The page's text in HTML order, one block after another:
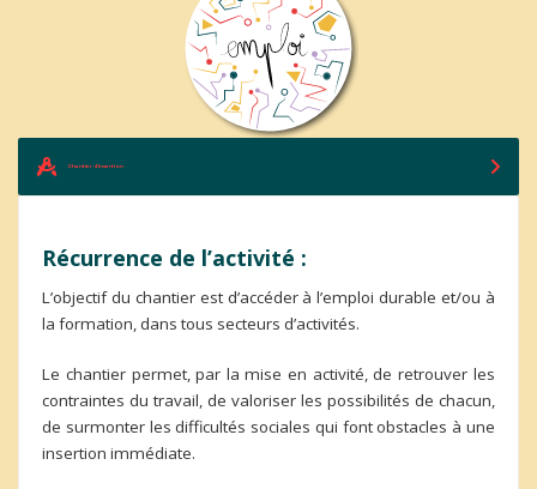
Chantier d'insertion
Récurrence de l’activité :
L’objectif du chantier est d’accéder à l’emploi durable et/ou à
la formation, dans tous secteurs d’activités.
Le chantier permet, par la mise en activité, de retrouver les
contraintes du travail, de valoriser les possibilités de chacun,
de surmonter les difficultés sociales qui font obstacles à une
insertion immédiate.